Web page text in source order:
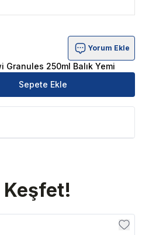
Balık Yemi Ürün Yorumları
Yorum Ekle
Granules 250ml Balık Yemi
Sepete Ekle